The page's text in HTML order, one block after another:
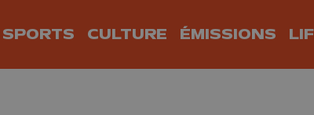
SPORTS CULTURE ÉMISSIONS